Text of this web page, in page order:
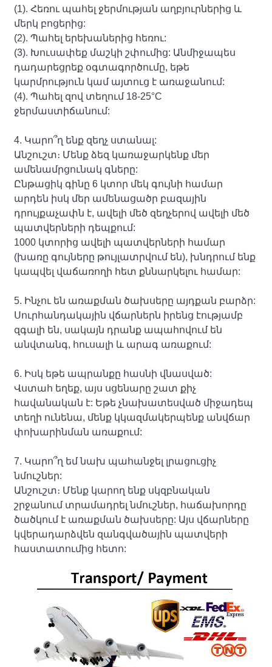
(1). Հեռու պահել ջերմության աղբյուրներից և
մերկ բոցերից:
(2). Պահել երեխաներից հեռու:
(3). Խուսափեք մաշկի շփումից: Անմիջապես
դադարեցրեք օգտագործումը, եթե
կարմրություն կամ այտուց է առաջանում:
(4). Պահել զով տեղում 18-25°C
ջերմաստիճանում:
4. Կարո՞ղ ենք զեղչ ստանալ:
Անշուշտ։ Մենք ձեզ կառաջարկենք մեր
ամենամրցունակ գները:
Ընթացիկ գինը 6 կտոր մեկ գույնի համար
արդեն իսկ մեր ամենացածր բազային
դրույքաչափն է, ավելի մեծ զեղչերով ավելի մեծ
պատվերների դեպքում:
1000 կտորից ավելի պատվերների համար
(խառը գույները թույլատրվում են), խնդրում ենք
կապվել վաճառողի հետ քննարկելու համար:
5. Ինչու են առաքման ծախսերը այդքան բարձր:
Սուրհանդակային վճարներն իրենց էությամբ
զգալի են, սակայն դրանք ապահովում են
անվտանգ, հուսալի և արագ առաքում:
6. Իսկ եթե ապրանքը հասնի վնասված:
Վստահ եղեք, այս սցենարը շատ քիչ
հավանական է: Եթե ​​չնախատեսված միջադեպ
տեղի ունենա, մենք կկազմակերպենք անվճար
փոխարինման առաքում:
7. Կարո՞ղ եմ նախ պահանջել լրացուցիչ
նմուշներ:
Անշուշտ։ Մենք կարող ենք սկզբնական
շրջանում տրամադրել նմուշներ, հաճախորդը
ծածկում է առաքման ծախսերը: Այս վճարները
կվերադարձվեն զանգվածային պատվերի
հաստատումից հետո: